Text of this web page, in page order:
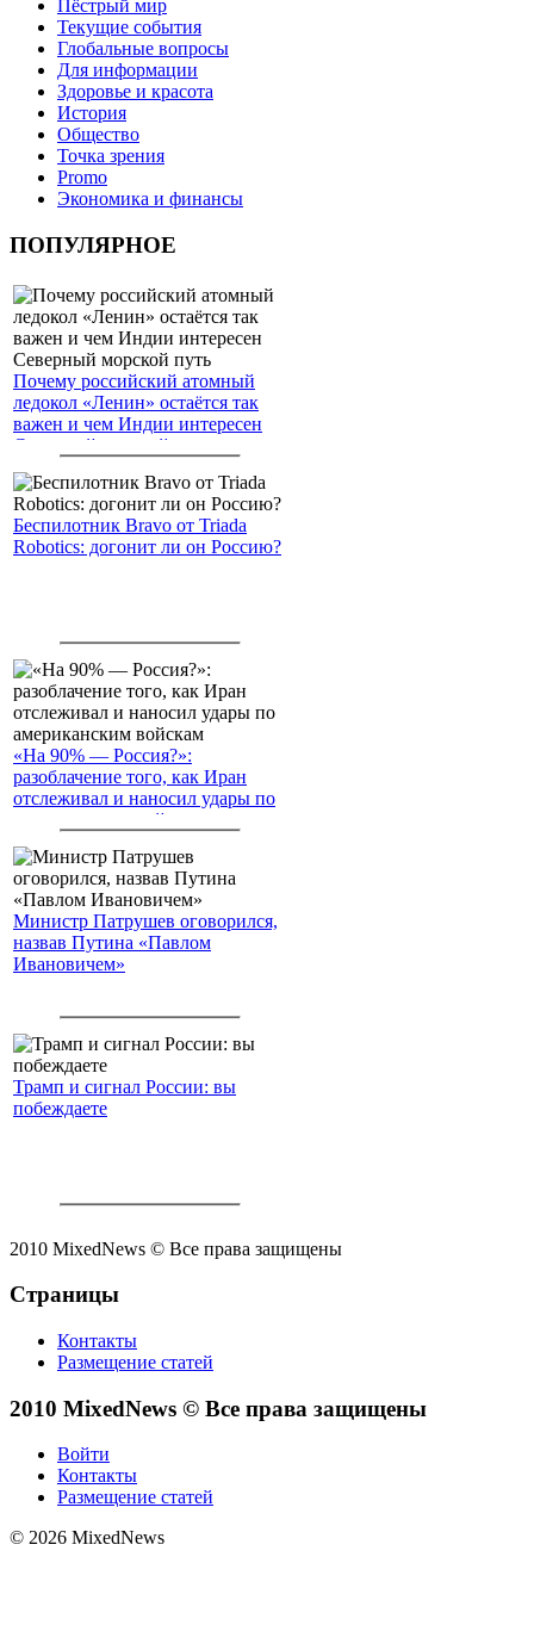
Пёстрый мир
Текущие события
Глобальные вопросы
Для информации
Здоровье и красота
История
Общество
Точка зрения
Promo
Экономика и финансы
ПОПУЛЯРНОЕ
Почему российский атомный
ледокол «Ленин» остаётся так
важен и чем Индии интересен
Северный морской путь
Беспилотник Bravo от Triada
Robotics: догонит ли он Россию?
«На 90% — Россия?»:
разоблачение того, как Иран
отслеживал и наносил удары по
американским войскам
Министр Патрушев оговорился,
назвав Путина «Павлом
Ивановичем»
Трамп и сигнал России: вы
побеждаете
2010 MixedNews © Все права защищены
Страницы
Контакты
Размещение статей
2010 MixedNews © Все права защищены
Войти
Контакты
Размещение статей
© 2026 MixedNews